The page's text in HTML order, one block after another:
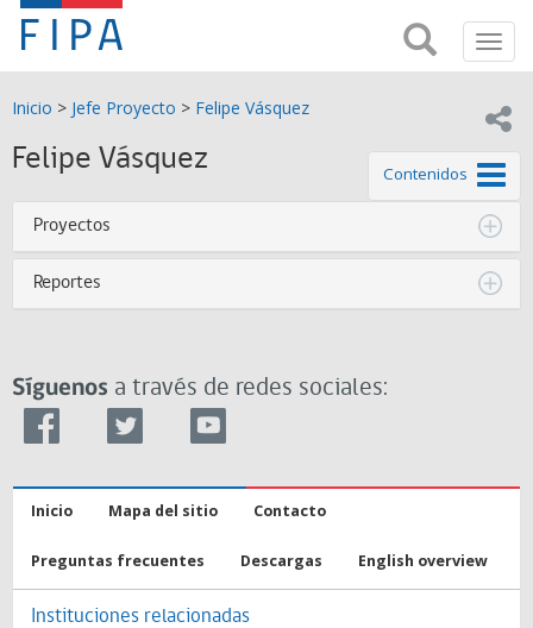
Fondo
de
Investigación
Pesquera
y
Acuicultura
(FIPA)-
FIPA;
Fondo
Investigación
y
Acuicultira
Inicio > Jefe Proyecto > Felipe Vásquez
Felipe Vásquez Contenidos de
Proyectos
Reportes
Síguenos a través de redes sociales:
Inicio Mapa del sitio Contacto
Preguntas frecuentes Descargas English overview
Instituciones relacionadas